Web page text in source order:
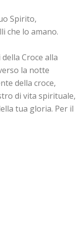
Spirito,
che lo amano.
Croce alla
la notte
della croce,
di vita spirituale,
tua gloria. Per il